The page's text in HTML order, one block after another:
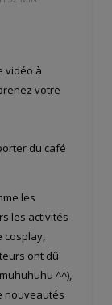
vidéo à
votre
du café
les
les activités
cosplay,
ont dû
^^),
nouveautés